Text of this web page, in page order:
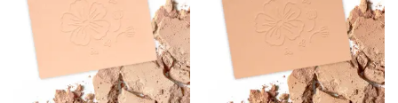
Añadir
a la
lista de
deseos
Añadir
a la
lista de
deseos